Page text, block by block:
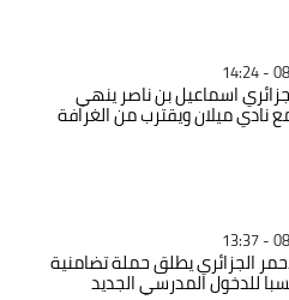
اسماعيل بن ناصر ينهي
ميلان ويقترب من الغرافة
الجزائري يطلق حملة تضامنية
للدخول المدرسي الجديد